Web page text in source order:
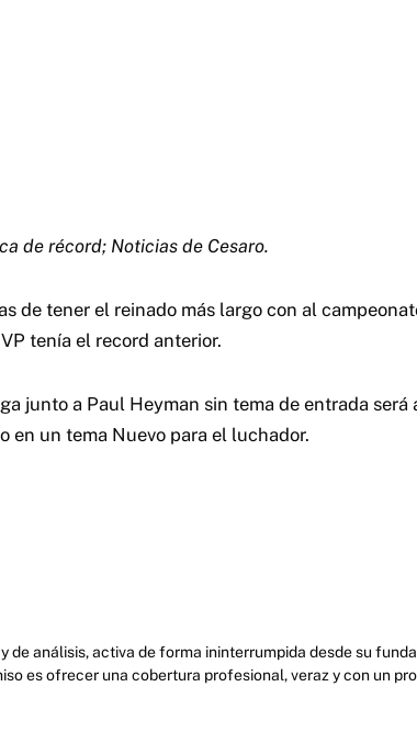
de récord; Noticias de Cesaro.
de tener el reinado más largo con al
tenía el record anterior.
junto a Paul Heyman sin tema de entrada será
en un tema Nuevo para el luchador.
análisis, activa de forma ininterrumpida desde su
es ofrecer una cobertura profesional, veraz y con un